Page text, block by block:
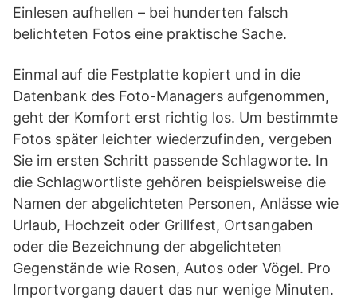
Einlesen aufhellen – bei hunderten falsch
belichteten Fotos eine praktische Sache.
Einmal auf die Festplatte kopiert und in die
Datenbank des Foto-Managers aufgenommen,
geht der Komfort erst richtig los. Um bestimmte
Fotos später leichter wiederzufinden, vergeben
Sie im ersten Schritt passende Schlagworte. In
die Schlagwortliste gehören beispielsweise die
Namen der abgelichteten Personen, Anlässe wie
Urlaub, Hochzeit oder Grillfest, Ortsangaben
oder die Bezeichnung der abgelichteten
Gegenstände wie Rosen, Autos oder Vögel. Pro
Importvorgang dauert das nur wenige Minuten.